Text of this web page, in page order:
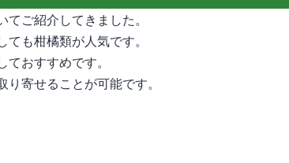
ご紹介してきました。
も柑橘類が人気です。
おすすめです。
寄せることが可能です。